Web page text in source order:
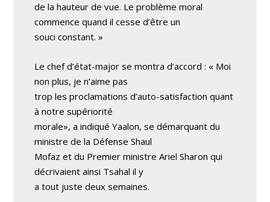
de la hauteur de vue. Le problème moral
commence quand il cesse d’être un
souci constant. »
Le chef d’état-major se montra d’accord : « Moi
non plus, je n’aime pas
trop les proclamations d’auto-satisfaction quant
à notre supériorité
morale», a indiqué Yaalon, se démarquant du
ministre de la Défense Shaul
Mofaz et du Premier ministre Ariel Sharon qui
décrivaient ainsi Tsahal il y
a tout juste deux semaines.